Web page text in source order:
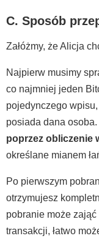
C. Sposób
Załóżmy, że Alicja
Najpierw musimy
co najmniej jeden
pojedynczego
posiada dana
poprzez obliczenie
określane mianem
Po pierwszym
otrzymujesz
pobranie może zająć
transakcji, łatwo